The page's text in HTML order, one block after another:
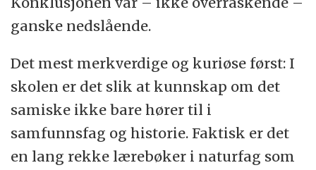
ganske nedslående.
Det mest merkverdige og kuriøse først: I
skolen er det slik at kunnskap om det
samiske ikke bare hører til i
samfunnsfag og historie. Faktisk er det
en lang rekke lærebøker i naturfag som